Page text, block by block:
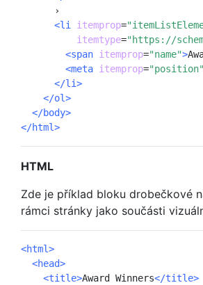
›
<li
itemprop=
itemtype="https://
<span itemprop="name">
<meta itemprop="position"
</li>
</ol>
</body>
</html>
HTML
Zde je příklad bloku drobečkové
rámci stránky jako součásti
<html>
<head>
<title>Award Winners</title>